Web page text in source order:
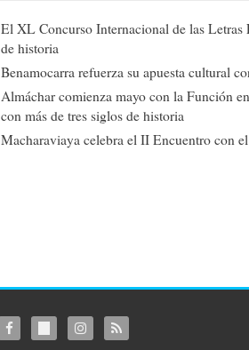
El XL Concurso Internacional de las Letras
de historia
Benamocarra refuerza su apuesta cultural
Almáchar comienza mayo con la Función
con más de tres siglos de historia
Macharaviaya celebra el II Encuentro con